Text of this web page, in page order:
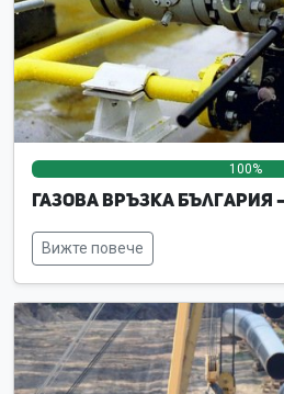
100%
Газова връзка България
Вижте повече